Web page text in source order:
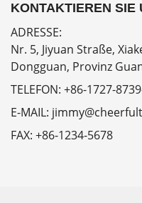
KONTAKTIEREN SIE
ADRESSE:
Nr. 5, Jiyuan Straße,
Dongguan, Provinz
TELEFON: +86-1727-
E-MAIL:
FAX: +86-1234-5678